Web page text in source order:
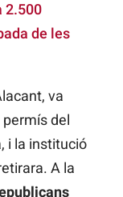
2.500
de les
va
permís del
i la institució
A la